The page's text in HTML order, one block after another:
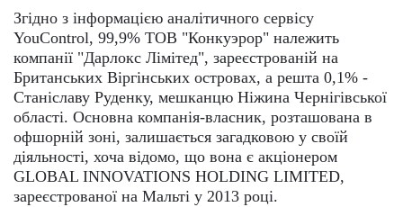
Згідно з інформацією аналітичного сервісу
YouControl, 99,9% ТОВ "Конкуэрор" належить
компанії "Дарлокс Лімітед", зареєстрованій на
Британських Віргінських островах, а решта 0,1% -
Станіславу Руденку, мешканцю Ніжина Чернігівської
області. Основна компанія-власник, розташована в
офшорній зоні, залишається загадковою у своїй
діяльності, хоча відомо, що вона є акціонером
GLOBAL INNOVATIONS HOLDING LIMITED,
зареєстрованої на Мальті у 2013 році.